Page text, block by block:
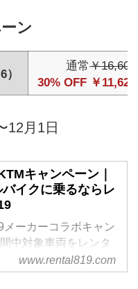
ン
通常￥16,600
30% OFF ￥11,620
12月1日
キャンペーン｜
バイクに乗るならレ
メーカーコラボキャン
中対象車両をレンタ
は790 ADVENTURE
でご利用いただけま
www.rental819.com